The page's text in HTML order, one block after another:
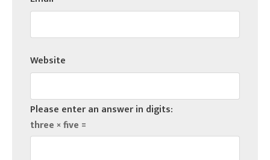
Website
Please enter an answer in digits:
three × five =